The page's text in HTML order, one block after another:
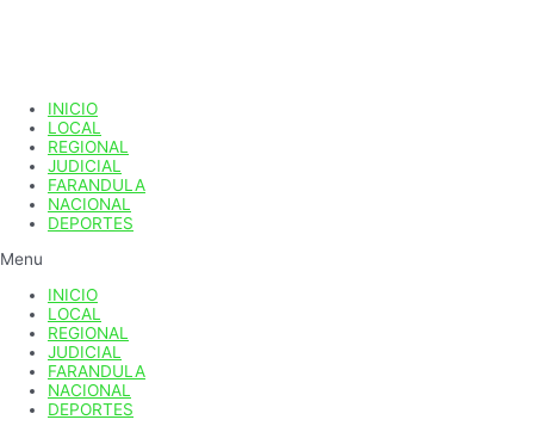
INICIO
LOCAL
REGIONAL
JUDICIAL
FARANDULA
NACIONAL
DEPORTES
Menu
INICIO
LOCAL
REGIONAL
JUDICIAL
FARANDULA
NACIONAL
DEPORTES